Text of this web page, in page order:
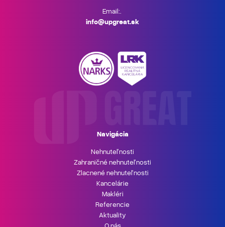
Email:.
info@upgreat.sk
Navigácia
Nehnuteľnosti
Zahraničné nehnuteľnosti
Zlacnené nehnuteľnosti
Kancelárie
Makléri
Referencie
Aktuality